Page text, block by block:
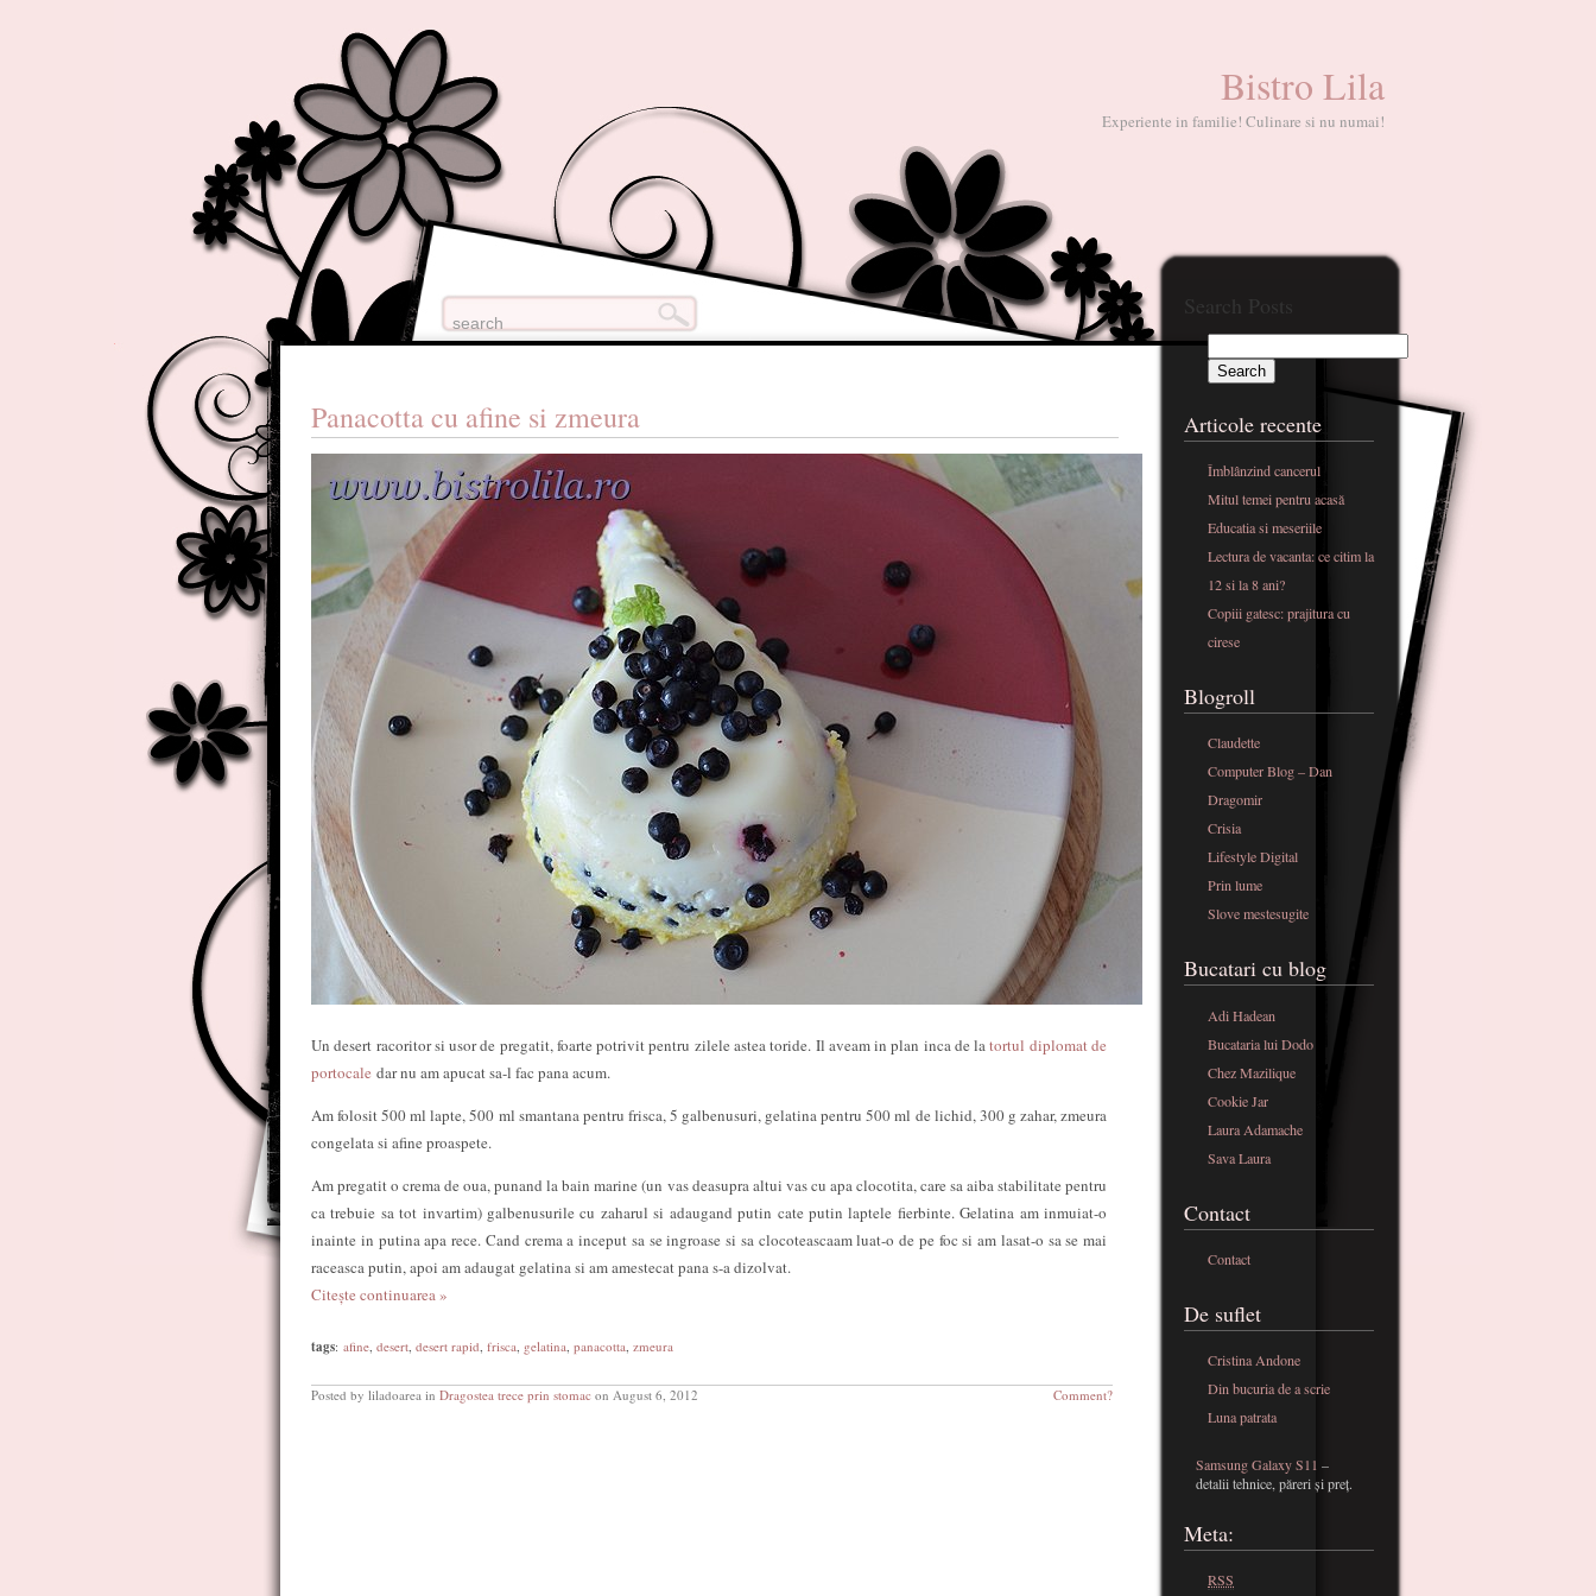
Bistro Lila
Experiente in familie! Culinare si nu numai!
Panacotta cu afine si zmeura
Un desert racoritor si usor de pregatit, foarte potrivit pentru zilele astea toride. Il aveam in plan inca de latortul diplomat de
portocale dar nu am apucat sa-l fac pana acum.
Am folosit 500 ml lapte, 500 ml smantana pentru frisca, 5 galbenusuri, gelatina pentru 500 ml de lichid, 300 g zahar, zmeura
congelata si afine proaspete.
Am pregatit o crema de oua, punand la bain marine (un vas deasupra altui vas cu apa clocotita, care sa aiba stabilitate pentru
ca trebuie sa tot invartim) galbenusurile cu zaharul si adaugand putin cate putin laptele fierbinte. Gelatina am inmuiat-o
inainte in putina apa rece. Cand crema a inceput sa se ingroase si sa clocoteascaam luat-o de pe foc si am lasat-o sa se mai
raceasca putin, apoi am adaugat gelatina si am amestecat pana s-a dizolvat.
Citește continuarea »
tags: afine, desert, desert rapid, frisca, gelatina, panacotta, zmeura
Posted by liladoarea in Dragostea trece prin stomac on August 6, 2012 Comment?
Search Posts
Articole recente
Îmblânzind cancerul
Mitul temei pentru acasă
Educatia si meseriile
Lectura de vacanta: ce citim la
12 si la 8 ani?
Copiii gatesc: prajitura cu
cirese
Blogroll
Claudette
Computer Blog – Dan
Dragomir
Crisia
Lifestyle Digital
Prin lume
Slove mestesugite
Bucatari cu blog
Adi Hadean
Bucataria lui Dodo
Chez Mazilique
Cookie Jar
Laura Adamache
Sava Laura
Contact
Contact
De suflet
Cristina Andone
Din bucuria de a scrie
Luna patrata
Samsung Galaxy S11 –
detalii tehnice, păreri și preț.
Meta:
RSS